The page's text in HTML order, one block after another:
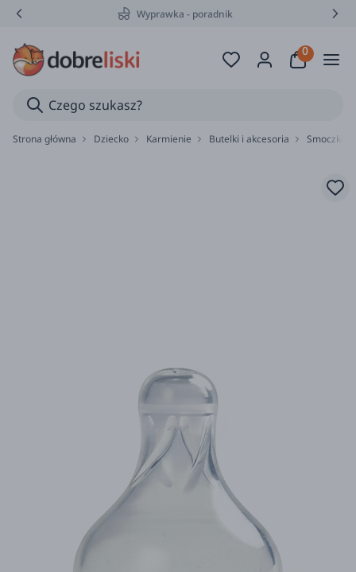
Wyprawka - poradnik
Strona główna Dziecko Karmienie Butelki i akcesoria Smoczki